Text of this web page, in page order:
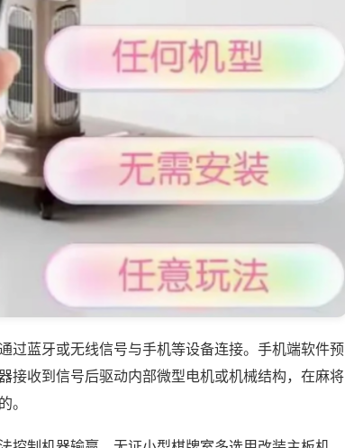
过蓝牙或无线信号与手机等设备连接。手机端软件预
接收到信号后驱动内部微型电机或机械结构，在麻将
。